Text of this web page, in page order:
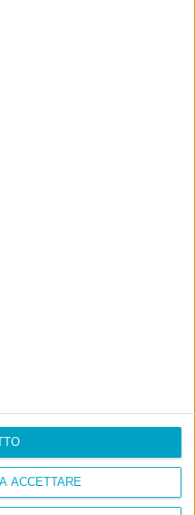
ACCETTARE